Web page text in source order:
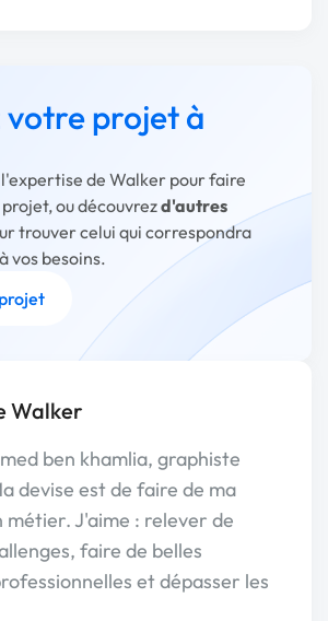
votre projet à
de Walker pour faire
ou découvrezd'autres
trouver celui qui correspondra
vos besoins.
Walker
ben khamlia, graphiste
devise est de faire de ma
métier. J'aime : relever de
faire de belles
et dépasser les